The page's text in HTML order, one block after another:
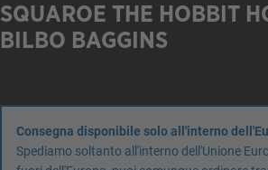
SQUAROE THE HOBBIT
BILBO BAGGINS
Consegna disponibile solo all'interno
Spediamo soltanto all'interno dell'Unione